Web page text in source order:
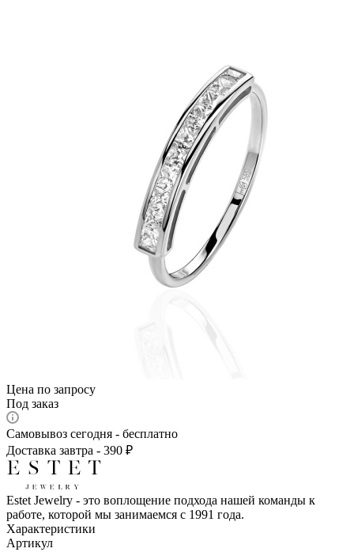
Цена по запросу
Под заказ
Самовывоз сегодня - бесплатно
Доставка завтра - 390 ₽
Estet Jewelry - это воплощение подхода нашей команды к
работе, которой мы занимаемся с 1991 года.
Характеристики
Артикул